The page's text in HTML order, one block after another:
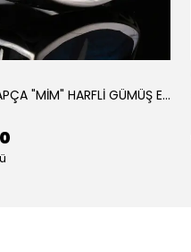
925 AYAR ARAPÇA "MİM" HARFLİ GÜMÜŞ ERKEK YÜZÜK